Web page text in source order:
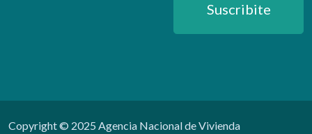
Suscribite
Copyright © 2025 Agencia Nacional de Vivienda